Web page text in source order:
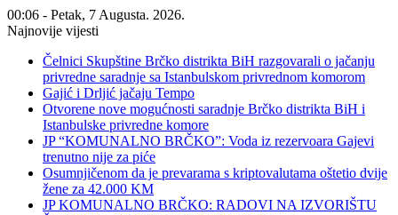
00:06 - Petak, 7 Augusta. 2026.
Najnovije vijesti
Čelnici Skupštine Brčko distrikta BiH razgovarali o jačanju
privredne saradnje sa Istanbulskom privrednom komorom
Gajić i Drljić jačaju Tempo
Otvorene nove mogućnosti saradnje Brčko distrikta BiH i
Istanbulske privredne komore
JP “KOMUNALNO BRČKO”: Voda iz rezervoara Gajevi
trenutno nije za piće
Osumnjičenom da je prevarama s kriptovalutama oštetio dvije
žene za 42.000 KM
JP KOMUNALNO BRČKO: RADOVI NA IZVORIŠTU